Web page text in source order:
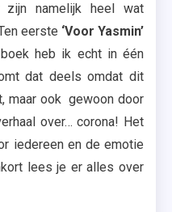
namelijk heel wat
eerste ‘Voor Yasmin’
heb ik echt in één
dat deels omdat dit
maar ook gewoon door
over… corona! Het
iedereen en de emotie
lees je er alles over